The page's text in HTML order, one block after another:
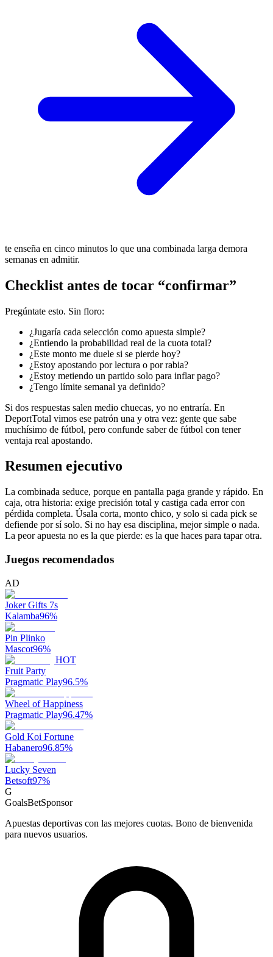
te enseña en cinco minutos lo que una combinada larga demora
semanas en admitir.
Checklist antes de tocar “confirmar”
Pregúntate esto. Sin floro:
¿Jugaría cada selección como apuesta simple?
¿Entiendo la probabilidad real de la cuota total?
¿Este monto me duele si se pierde hoy?
¿Estoy apostando por lectura o por rabia?
¿Estoy metiendo un partido solo para inflar pago?
¿Tengo límite semanal ya definido?
Si dos respuestas salen medio chuecas, yo no entraría. En
DeportTotal vimos ese patrón una y otra vez: gente que sabe
muchísimo de fútbol, pero confunde saber de fútbol con tener
ventaja real apostando.
Resumen ejecutivo
La combinada seduce, porque en pantalla paga grande y rápido. En
caja, otra historia: exige precisión total y castiga cada error con
pérdida completa. Úsala corta, monto chico, y solo si cada pick se
defiende por sí solo. Si no hay esa disciplina, mejor simple o nada.
La peor apuesta no es la que pierde: es la que haces para tapar otra.
Juegos recomendados
AD
Joker Gifts 7s
Kalamba96%
Pin Plinko
Mascot96%
HOT
Fruit Party
Pragmatic Play96.5%
Wheel of Happiness
Pragmatic Play96.47%
Gold Koi Fortune
Habanero96.85%
Lucky Seven
Betsoft97%
G
GoalsBetSponsor
Apuestas deportivas con las mejores cuotas. Bono de bienvenida
para nuevos usuarios.